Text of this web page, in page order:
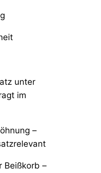
unter
im
–
Beißkorb –